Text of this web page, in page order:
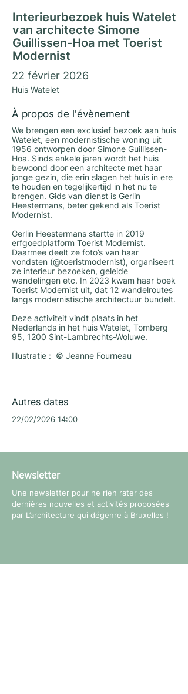
Interieurbezoek huis Watelet
van architecte Simone
Guillissen-Hoa met Toerist
Modernist
22 février 2026
Huis Watelet
À propos de l'évènement
We brengen een exclusief bezoek aan huis
Watelet, een modernistische woning uit
1956 ontworpen door Simone Guillissen-
Hoa. Sinds enkele jaren wordt het huis
bewoond door een architecte met haar
jonge gezin, die erin slagen het huis in ere
te houden en tegelijkertijd in het nu te
brengen. Gids van dienst is Gerlin
Heestermans, beter gekend als Toerist
Modernist.
Gerlin Heestermans startte in 2019
erfgoedplatform Toerist Modernist.
Daarmee deelt ze foto’s van haar
vondsten (@toeristmodernist), organiseert
ze interieur bezoeken, geleide
wandelingen etc. In 2023 kwam haar boek
Toerist Modernist uit, dat 12 wandelroutes
langs modernistische architectuur bundelt.
Deze activiteit vindt plaats in het
Nederlands in het huis Watelet, Tomberg
95, 1200 Sint-Lambrechts-Woluwe.
Illustratie : © Jeanne Fourneau
Autres dates
22/02/2026 14:00
Newsletter
Une newsletter pour ne rien rater des
dernières nouvelles et activités proposées
par L’architecture qui dégenre à Bruxelles !